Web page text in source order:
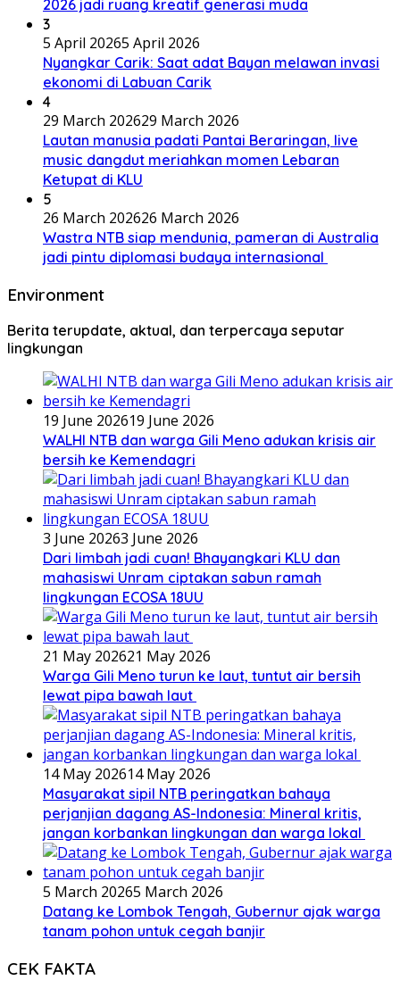
2026 jadi ruang kreatif generasi muda
3
5 April 20265 April 2026
Nyangkar Carik: Saat adat Bayan melawan invasi
ekonomi di Labuan Carik
4
29 March 202629 March 2026
Lautan manusia padati Pantai Beraringan, live
music dangdut meriahkan momen Lebaran
Ketupat di KLU
5
26 March 202626 March 2026
Wastra NTB siap mendunia, pameran di Australia
jadi pintu diplomasi budaya internasional
Environment
Berita terupdate, aktual, dan terpercaya seputar
lingkungan
19 June 202619 June 2026
WALHI NTB dan warga Gili Meno adukan krisis air
bersih ke Kemendagri
3 June 20263 June 2026
Dari limbah jadi cuan! Bhayangkari KLU dan
mahasiswi Unram ciptakan sabun ramah
lingkungan ECOSA 18UU
21 May 202621 May 2026
Warga Gili Meno turun ke laut, tuntut air bersih
lewat pipa bawah laut
14 May 202614 May 2026
Masyarakat sipil NTB peringatkan bahaya
perjanjian dagang AS-Indonesia: Mineral kritis,
jangan korbankan lingkungan dan warga lokal
5 March 20265 March 2026
Datang ke Lombok Tengah, Gubernur ajak warga
tanam pohon untuk cegah banjir
CEK FAKTA